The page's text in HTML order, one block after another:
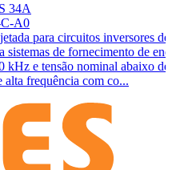
34A
A0
para circuitos inversores de
sistemas de fornecimento de
kHz e tensão nominal abaixo
alta frequência com co...